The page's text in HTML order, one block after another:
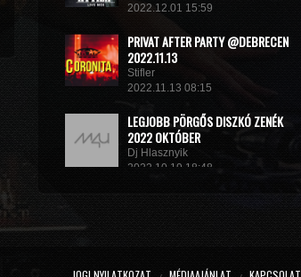
2022.12.01 15:59
PRIVAT AFTER PARTY @DEBRECEN
2022.11.13
Stifler
2022.11.13 08:15
LEGJOBB PÖRGŐS DISZKÓ ZENÉK
2022 OKTÓBER
Dj Hlasznyik
2022.10.19 18:48